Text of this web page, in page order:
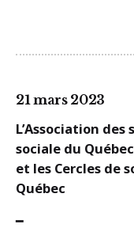
21 mars 2023
L’Association
sociale du Québec
et les Cercles de
Québec
━